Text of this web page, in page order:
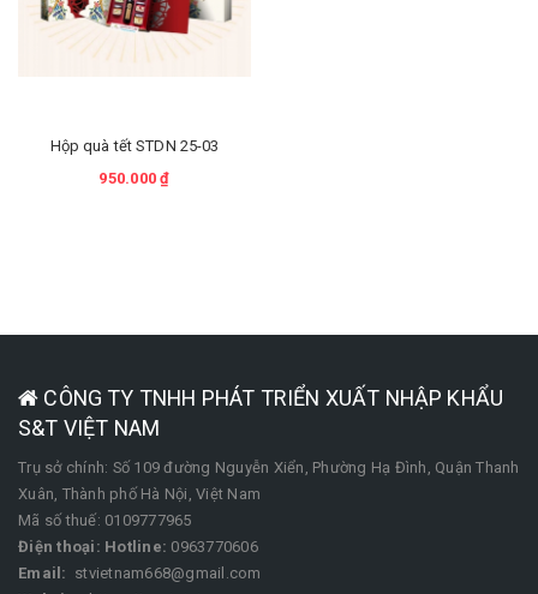
Hộp quà tết STDN 25-03
950.000 ₫
CÔNG TY TNHH PHÁT TRIỂN XUẤT NHẬP KHẨU
S&T VIỆT NAM
Trụ sở chính: Số 109 đường Nguyễn Xiển, Phường Hạ Đình, Quận Thanh
Xuân, Thành phố Hà Nội, Việt Nam
Mã số thuế: 0109777965
Điện thoại: Hotline: 0963770606
Email: stvietnam668@gmail.com